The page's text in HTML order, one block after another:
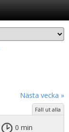
Nästa vecka »
Fäll ut alla
0 min